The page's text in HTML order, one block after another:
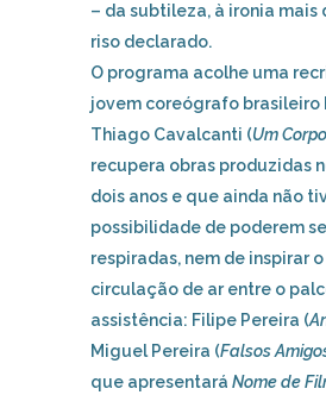
– da subtileza, à ironia mais
riso declarado.
O programa acolhe uma
jovem coreógrafo brasileiro
Thiago Cavalcanti (Um
recupera obras produzidas
dois anos e que ainda não
possibilidade de poderem
respiradas, nem de inspirar o
circulação de ar entre o
assistência: Filipe Pereira (
Miguel Pereira (Falsos
que apresentará Nome de